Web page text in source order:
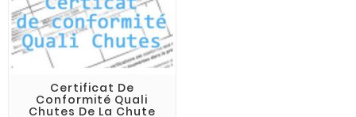
Certificat De
Conformité Quali
Chutes De La Chute